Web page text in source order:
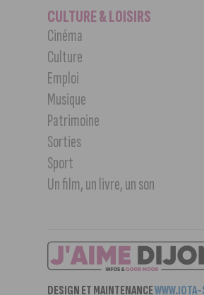
CULTURE & LOISIRS
Cinéma
Culture
Emploi
Musique
Patrimoine
Sorties
Sport
Un film, un livre, un son
DESIGN ET MAINTENANCE